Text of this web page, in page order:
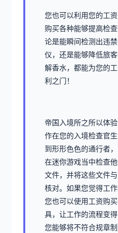
您也可以利用您的工
购买各种能够提高检
论是能瞬间检测出违
仪，还是能够降低旅
解香水，都能为您的
利之门！
帝国入境所之所以体
作在您的入境检查官
到形形色色的通行者
在迷你游戏当中检查
文件，并将这些文件
核对。如果您觉得工
您也可以使用工资购
具，让工作的流程变
您能够将不符合规章